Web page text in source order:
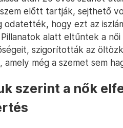
előtt tartják, sejthető
odatették, hogy ezt az
alatt eltűntek a
szigorították az
amely még a szemet sem
szerint a nők